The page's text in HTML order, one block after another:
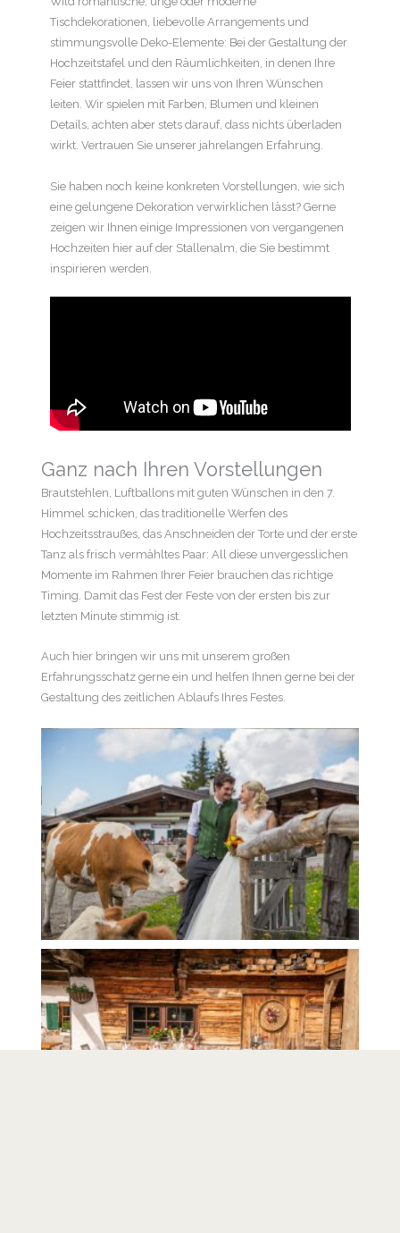
Tischdekorationen, liebevolle Arrangements und
stimmungsvolle Deko-Elemente: Bei der Gestaltung der
Hochzeitstafel und den Räumlichkeiten, in denen Ihre
Feier stattfindet, lassen wir uns von Ihren Wünschen
leiten. Wir spielen mit Farben, Blumen und kleinen
Details, achten aber stets darauf, dass nichts überladen
wirkt. Vertrauen Sie unserer jahrelangen Erfahrung.
Sie haben noch keine konkreten Vorstellungen, wie sich
eine gelungene Dekoration verwirklichen lässt? Gerne
zeigen wir Ihnen einige Impressionen von vergangenen
Hochzeiten hier auf der Stallenalm, die Sie bestimmt
inspirieren werden.
Ganz nach Ihren Vorstellungen
Brautstehlen, Luftballons mit guten Wünschen in den 7.
Himmel schicken, das traditionelle Werfen des
Hochzeitsstraußes, das Anschneiden der Torte und der erste
Tanz als frisch vermähltes Paar: All diese unvergesslichen
Momente im Rahmen Ihrer Feier brauchen das richtige
Timing. Damit das Fest der Feste von der ersten bis zur
letzten Minute stimmig ist.
Auch hier bringen wir uns mit unserem großen
Erfahrungsschatz gerne ein und helfen Ihnen gerne bei der
Gestaltung des zeitlichen Ablaufs Ihres Festes.